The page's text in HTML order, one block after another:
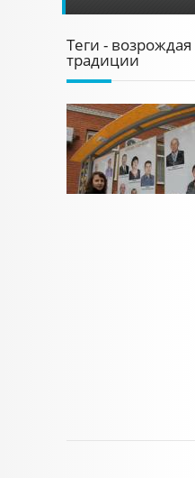
Теги - возрождая
традиции